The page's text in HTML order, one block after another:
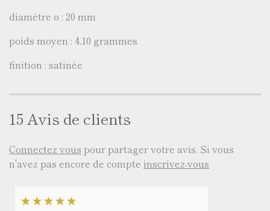
diamètre ø : 20 mm
poids moyen : 4,10 grammes
finition : satinée
15 Avis de clients
Connectez vous pour partager votre avis. Si vous
n'avez pas encore de compte inscrivez-vous